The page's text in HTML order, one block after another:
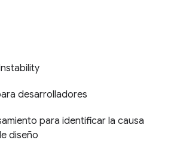
desarrolladores
para identificar la causa
diseño